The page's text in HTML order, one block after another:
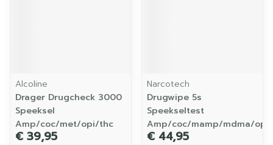
Alcoline
Drager Drugcheck 3000
Speeksel
Amp/coc/met/opi/thc
€ 39,95
Narcotech
Drugwipe 5s
Speekseltest
Amp/coc/mamp/mdma/
€ 44,95